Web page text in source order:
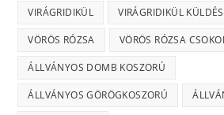
VIRÁGRIDIKÜL VIRÁGRIDIKÜL KÜLDÉS
VÖRÖS RÓZSA VÖRÖS RÓZSA
ÁLLVÁNYOS DOMB KOSZORÚ
ÁLLVÁNYOS GÖRÖGKOSZORÚ